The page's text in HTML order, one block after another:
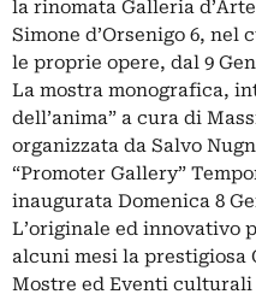
la rinomata Galleria
Simone d’Orsenigo 6, nel
le proprie opere, dal 9
La mostra monografica,
dell’anima” a cura di
organizzata da Salvo
“Promoter Gallery”
inaugurata Domenica 8
L’originale ed innovativo
alcuni mesi la prestigiosa
Mostre ed Eventi